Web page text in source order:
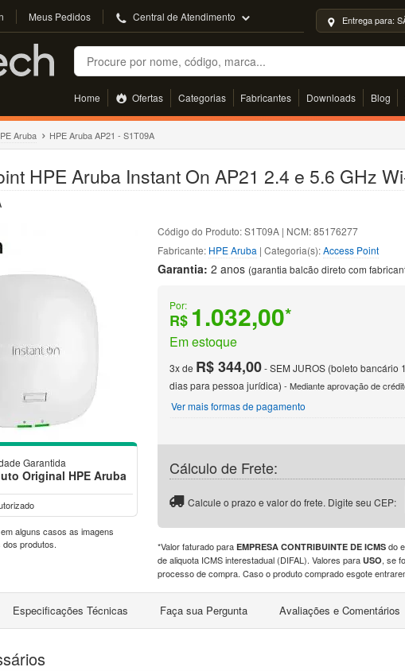
Meus Pedidos Central de Atendimento Entrega para:
Buscar
Home Ofertas Categorias Fabricantes Downloads Blog
Aruba HPE Aruba AP21 - S1T09A
HPE Aruba Instant On AP21 2.4 e 5.6 GHz
Garantida
Original HPE Aruba
alguns casos as imagens
dos produtos.
Código do Produto: S1T09A | NCM: 85176277
Fabricante: HPE Aruba | Categoria(s):Access Point
Garantia:2 anos (garantia balcão direto com
Por:
R$ 1.032,00*
Em estoque
3x de R$ 344,00- SEM JUROS (boleto bancário
dias para pessoa jurídica) - Mediante aprovação de
Ver mais formas de pagamento
Cálculo de Frete:
Calcule o prazo e valor do frete. Digite seu CEP:
*Valor faturado paraEMPRESA CONTRIBUINTE DE ICMS do
de aliquota ICMS interestadual (DIFAL). Valores paraUSO, se
processo de compra. Caso o produto comprado esgote
Especificações Técnicas Faça sua Pergunta Avaliações e Comentários